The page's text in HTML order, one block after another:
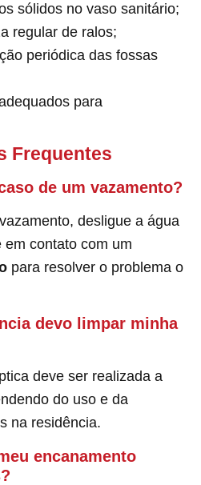
sólidos no vaso sanitário;
regular de ralos;
periódica das fossas
para
Frequentes
de um vazamento?
desligue a água
em contato com um
para resolver o problema o
devo limpar minha
deve ser realizada a
do uso e da
na residência.
encanamento